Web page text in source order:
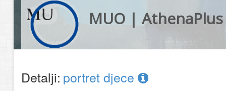
MUO | AthenaPlus
Detalji: portret djece